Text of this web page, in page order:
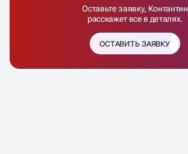
Оставьте заявку, Контантин
расскажет все в деталях.
ОСТАВИТЬ ЗАЯВКУ